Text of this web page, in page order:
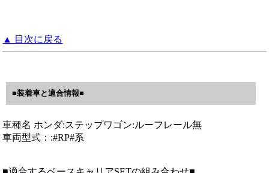
▲ 目次に戻る
■装着車と適合情報■
車種名 ホンダ:ステップワゴン:ルーフレール無
車両型式：:#RP#系